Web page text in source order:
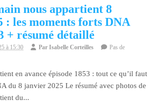
nous appartient 8
: les moments forts DNA
+ résumé détaillé
à 15:30 ParIsabelle Corteilles
Pas de
en avance épisode 1853 : tout ce qu’il faut
du 8 janvier 2025 Le résumé avec photos de
du...